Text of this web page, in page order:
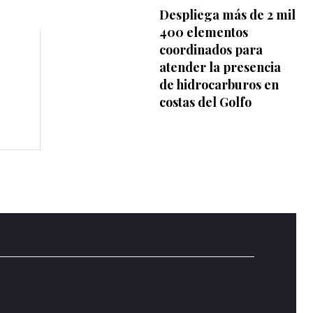
Despliega más de 2 mil
400 elementos
coordinados para
atender la presencia
de hidrocarburos en
costas del Golfo